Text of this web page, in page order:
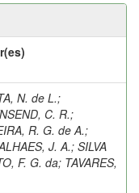
N. de L.;
C. R.;
R. G. de A.;
J. A.; SILVA
F. G. da; TAVARES,